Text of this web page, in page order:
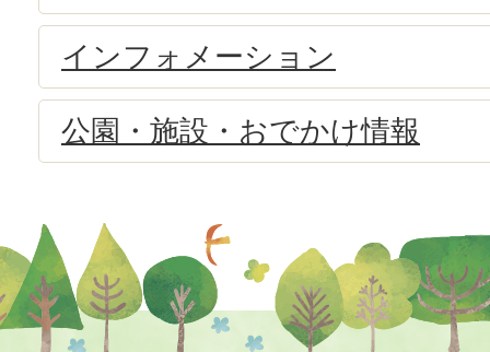
インフォメーション
公園・施設・おでかけ情報